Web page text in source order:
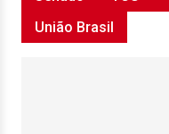
União Brasil